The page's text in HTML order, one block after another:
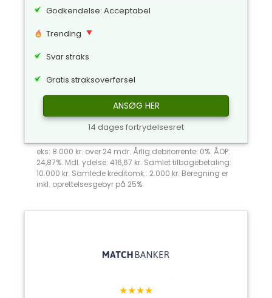
Godkendelse: Acceptabel
Trending
Svar straks
Gratis straksoverførsel
ANSØG HER
14 dages fortrydelsesret
eks: 8.000 kr. over 24 mdr. Årlig debitorrente: 0%. ÅOP:
24,87%. Mdl. ydelse: 416,67 kr. Samlet tilbagebetaling:
10.000 kr. Samlede kreditomk.: 2.000 kr. Beregning er
inkl. oprettelsesgebyr på 25%
★★★★